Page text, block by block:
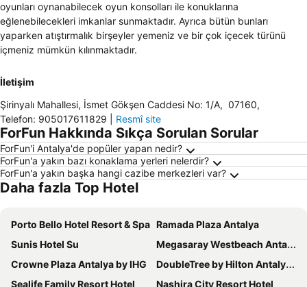
oyunları oynanabilecek oyun konsolları ile konuklarına
eğlenebilecekleri imkanlar sunmaktadır. Ayrıca bütün bunları
yaparken atıştırmalık birşeyler yemeniz ve bir çok içecek türünü
içmeniz mümkün kılınmaktadır.
İletişim
Şirinyalı Mahallesi, İsmet Gökşen Caddesi No: 1/A, 07160,
Telefon: 905017611829 Resmî site
ForFun Hakkında Sıkça Sorulan Sorular
ForFun'i Antalya'de popüler yapan nedir?
ForFun'a yakın bazı konaklama yerleri nelerdir?
ForFun'a yakın başka hangi cazibe merkezleri var?
Daha fazla Top Hotel
Porto Bello Hotel Resort & Spa Ramada Plaza Antalya
Sunis Hotel Su
Megasaray Westbeach Antalya
Crowne Plaza Antalya by IHG
DoubleTree by Hilton Antalya City Centre
Sealife Family Resort Hotel
Nashira City Resort Hotel